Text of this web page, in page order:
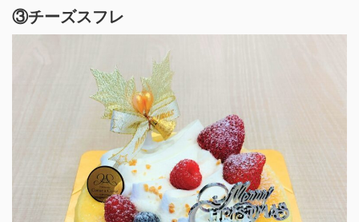
③チーズスフレ